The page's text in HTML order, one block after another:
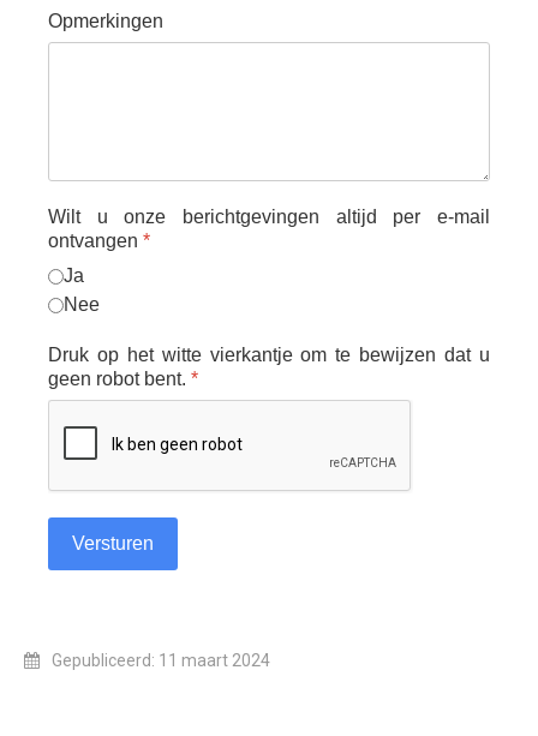
Opmerkingen
Wilt u onze berichtgevingen altijd per e-mail
ontvangen *
Ja
Nee
Druk op het witte vierkantje om te bewijzen dat u
geen robot bent. *
Versturen
Gepubliceerd: 11 maart 2024